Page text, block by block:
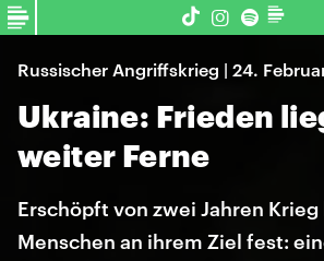
Russischer Angriffskrieg | 24.
Ukraine: Frieden
weiter Ferne
Erschöpft von zwei Jahren
Menschen an ihrem Ziel fest: